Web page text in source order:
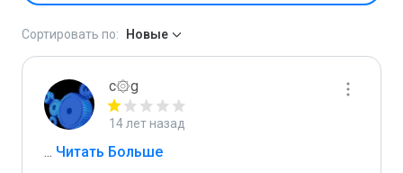
Сортировать по: Новые
c۞g
14 лет назад
... Читать Больше